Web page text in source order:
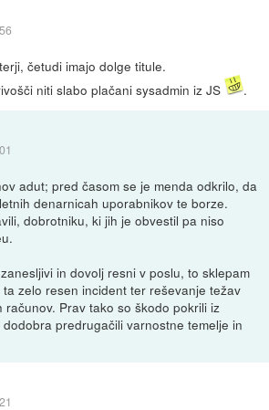
četudi imajo dolge titule.
niti slabo plačani sysadmin iz JS
.
adut; pred časom se je menda odkrilo, da
denarnicah uporabnikov te borze.
dobrotniku, ki jih je obvestil pa niso
in dovolj resni v poslu, to sklepam
zelo resen incident ter reševanje težav
Prav tako so škodo pokrili iz
predrugačili varnostne temelje in